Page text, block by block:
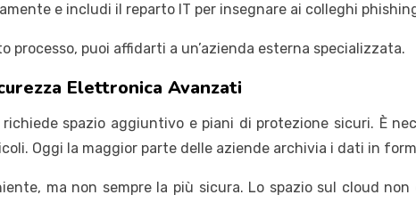
e includi il reparto IT per insegnare ai colleghi
processo, puoi affidarti a un’azienda esterna specializzata.
Elettronica Avanzati
spazio aggiuntivo e piani di protezione sicuri. È
Oggi la maggior parte delle aziende archivia i dati in
ma non sempre la più sicura. Lo spazio sul cloud